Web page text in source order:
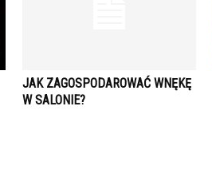
JAK ZAGOSPODAROWAĆ WNĘKĘ
W SALONIE?